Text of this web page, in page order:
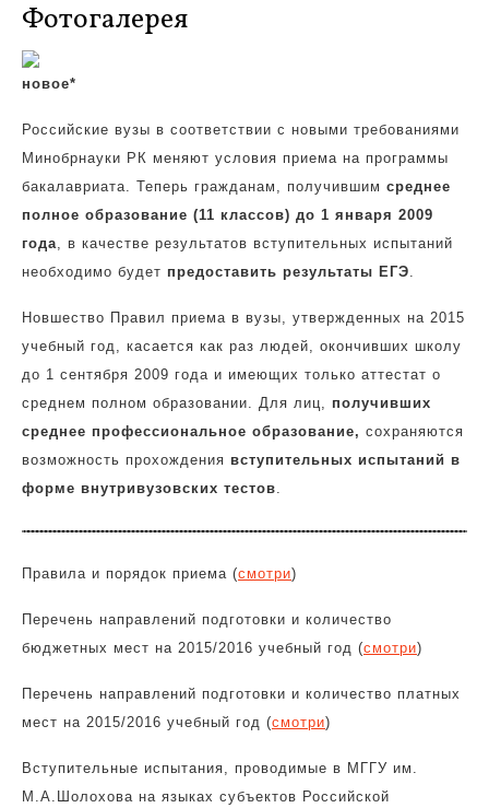
Фотогалерея
новое*
Российские вузы в соответствии с новыми требованиями
Минобрнауки РК меняют условия приема на программы
бакалавриата. Теперь гражданам, получившим среднее
полное образование (11 классов) до 1 января 2009
года, в качестве результатов вступительных испытаний
необходимо будет предоставить результаты ЕГЭ.
Новшество Правил приема в вузы, утвержденных на 2015
учебный год, касается как раз людей, окончивших школу
до 1 сентября 2009 года и имеющих только аттестат о
среднем полном образовании. Для лиц, получивших
среднее профессиональное образование, сохраняются
возможность прохождения вступительных испытаний в
форме внутривузовских тестов.
Правила и порядок приема (смотри)
Перечень направлений подготовки и количество
бюджетных мест на 2015/2016 учебный год (смотри)
Перечень направлений подготовки и количество платных
мест на 2015/2016 учебный год (смотри)
Вступительные испытания, проводимые в МГГУ им.
М.А.Шолохова на языках субъектов Российской